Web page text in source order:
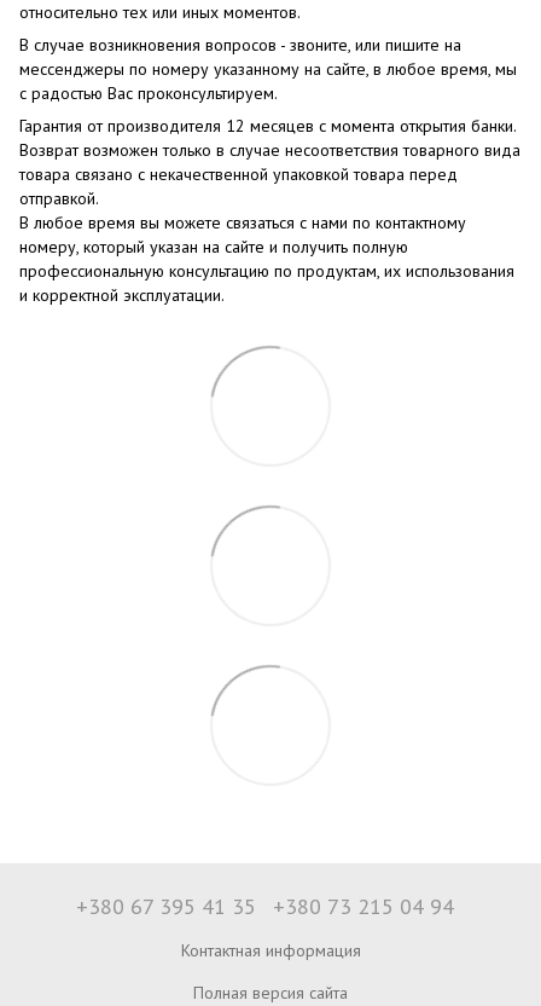
относительно тех или иных моментов.
В случае возникновения вопросов - звоните, или пишите на
мессенджеры по номеру указанному на сайте, в любое время, мы
с радостью Вас проконсультируем.
Гарантия от производителя 12 месяцев с момента открытия банки.
Возврат возможен только в случае несоответствия товарного вида
товара связано с некачественной упаковкой товара перед
отправкой.
В любое время вы можете связаться с нами по контактному
номеру, который указан на сайте и получить полную
профессиональную консультацию по продуктам, их использования
и корректной эксплуатации.
+380 67 395 41 35 +380 73 215 04 94
Контактная информация
Полная версия сайта